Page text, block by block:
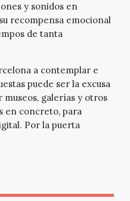
y sonidos en
recompensa emocional
de tanta
a contemplar e
puede ser la excusa
galerías y otros
en concreto, para
Por la puerta